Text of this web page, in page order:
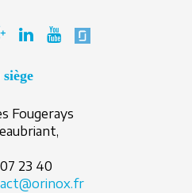
Fougerays
23 40